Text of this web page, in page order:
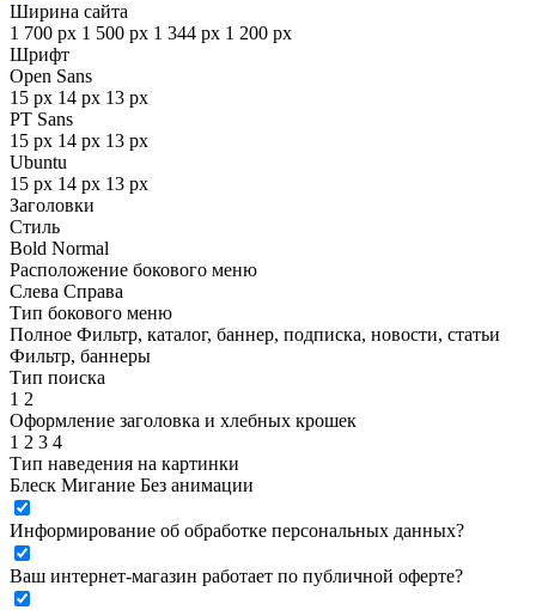
Ширина сайта
1 700 px 1 500 px 1 344 px 1 200 px
Шрифт
Open Sans
15 px 14 px 13 px
PT Sans
15 px 14 px 13 px
Ubuntu
15 px 14 px 13 px
Заголовки
Стиль
Bold Normal
Расположение бокового меню
Слева Справа
Тип бокового меню
Полное Фильтр, каталог, баннер, подписка, новости, статьи
Фильтр, баннеры
Тип поиска
1 2
Оформление заголовка и хлебных крошек
1 2 3 4
Тип наведения на картинки
Блеск Мигание Без анимации
Информирование об обработке персональных данных?
Ваш интернет-магазин работает по публичной оферте?